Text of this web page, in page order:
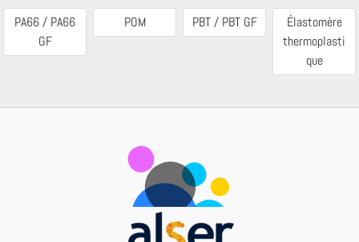
PA66 / PA66
GF
POM PBT / PBT GF
Élastomère
thermoplasti
que